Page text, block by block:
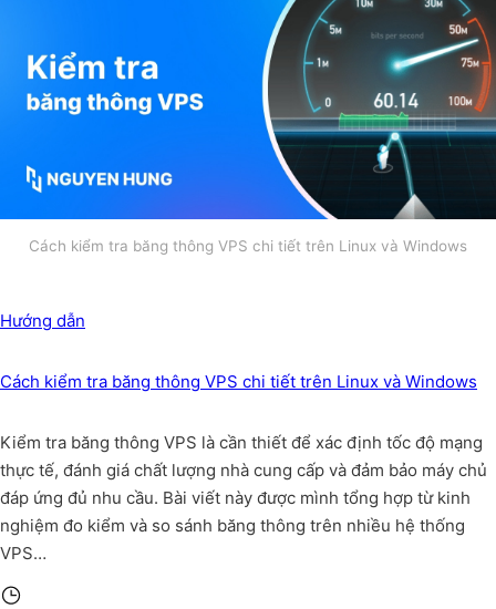
Cách kiểm tra băng thông VPS chi tiết trên Linux và Windows
Hướng dẫn
Cách kiểm tra băng thông VPS chi tiết trên Linux và Windows
Kiểm tra băng thông VPS là cần thiết để xác định tốc độ mạng
thực tế, đánh giá chất lượng nhà cung cấp và đảm bảo máy chủ
đáp ứng đủ nhu cầu. Bài viết này được mình tổng hợp từ kinh
nghiệm đo kiểm và so sánh băng thông trên nhiều hệ thống
VPS…